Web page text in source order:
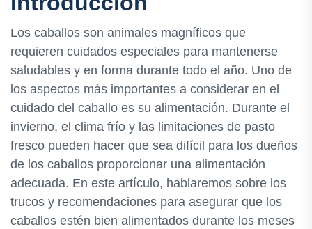
Los caballos son animales magníficos que
requieren cuidados especiales para mantenerse
saludables y en forma durante todo el año. Uno de
los aspectos más importantes a considerar en el
cuidado del caballo es su alimentación. Durante el
invierno, el clima frío y las limitaciones de pasto
fresco pueden hacer que sea difícil para los dueños
de los caballos proporcionar una alimentación
adecuada. En este artículo, hablaremos sobre los
trucos y recomendaciones para asegurar que los
caballos estén bien alimentados durante los meses